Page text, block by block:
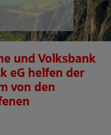
und Volksbank
eG helfen der
von den